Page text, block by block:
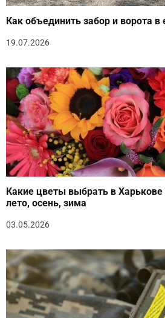
Как объединить забор и ворота в
19.07.2026
Какие цветы выбрать в Харькове
лето, осень, зима
03.05.2026